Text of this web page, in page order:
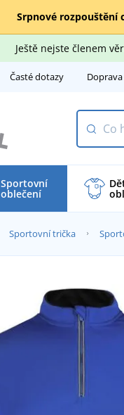
Srpnové rozpouštění
Ještě nejste členem
Časté dotazy
Sportovní
oblečení
Sportovní trička